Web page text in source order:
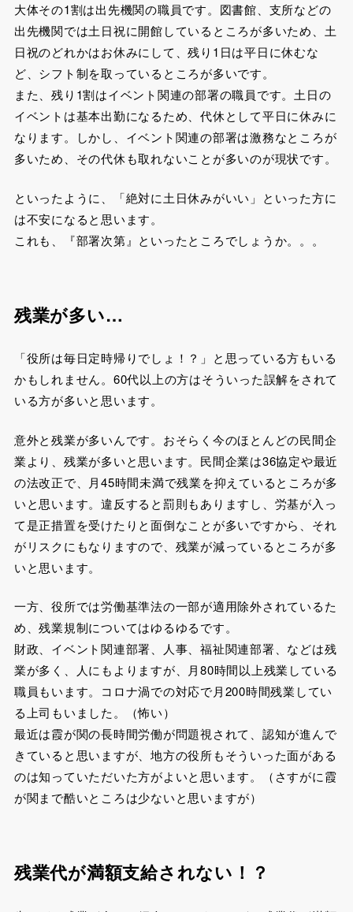
大体その1割は出先機関の職員です。図書館、支所などの
出先機関では土日祝に開館しているところが多いため、土
日祝のどれかはお休みにして、残り1日は平日に休むな
ど、シフト制を取っているところが多いです。
また、残り1割はイベント関連の部署の職員です。土日の
イベントは基本出勤になるため、代休として平日に休みに
なります。しかし、イベント関連の部署は激務なところが
多いため、その代休も取れないことが多いのが現状です。
といったように、「絶対に土日休みがいい」といった方に
は不安になると思います。
これも、『部署次第』といったところでしょうか。。。
残業が多い…
「役所は毎日定時帰りでしょ！？」と思っている方もいる
かもしれません。60代以上の方はそういった誤解をされて
いる方が多いと思います。
意外と残業が多いんです。おそらく今のほとんどの民間企
業より、残業が多いと思います。民間企業は36協定や最近
の法改正で、月45時間未満で残業を抑えているところが多
いと思います。違反すると罰則もありますし、労基が入っ
て是正措置を受けたりと面倒なことが多いですから、それ
がリスクにもなりますので、残業が減っているところが多
いと思います。
一方、役所では労働基準法の一部が適用除外されているた
め、残業規制についてはゆるゆるです。
財政、イベント関連部署、人事、福祉関連部署、などは残
業が多く、人にもよりますが、月80時間以上残業している
職員もいます。コロナ渦での対応で月200時間残業してい
る上司もいました。（怖い）
最近は霞が関の長時間労働が問題視されて、認知が進んで
きていると思いますが、地方の役所もそういった面がある
のは知っていただいた方がよいと思います。（さすがに霞
が関まで酷いところは少ないと思いますが）
残業代が満額支給されない！？